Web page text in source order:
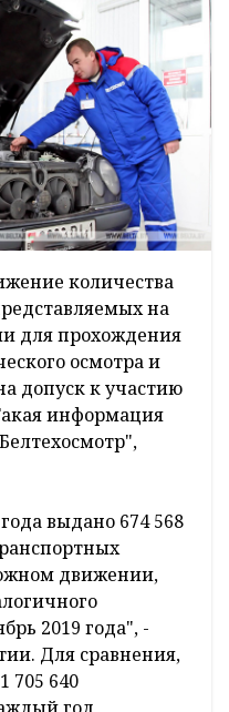
количества
на
для прохождения
осмотра и
допуск к участию
информация
выдано 674 568
движении,
2019 года", -
Для сравнения,
705 640